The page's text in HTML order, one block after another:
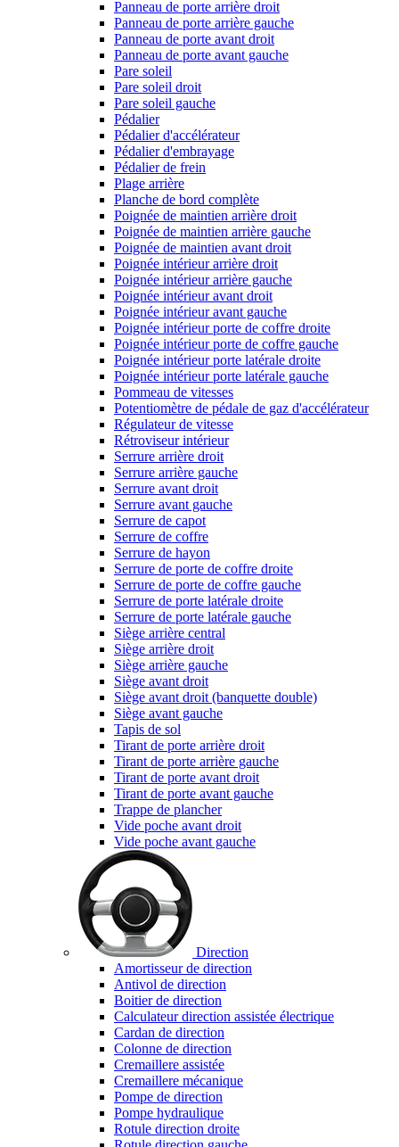
Panneau de porte arrière droit
Panneau de porte arrière gauche
Panneau de porte avant droit
Panneau de porte avant gauche
Pare soleil
Pare soleil droit
Pare soleil gauche
Pédalier
Pédalier d'accélérateur
Pédalier d'embrayage
Pédalier de frein
Plage arrière
Planche de bord complète
Poignée de maintien arrière droit
Poignée de maintien arrière gauche
Poignée de maintien avant droit
Poignée intérieur arrière droit
Poignée intérieur arrière gauche
Poignée intérieur avant droit
Poignée intérieur avant gauche
Poignée intérieur porte de coffre droite
Poignée intérieur porte de coffre gauche
Poignée intérieur porte latérale droite
Poignée intérieur porte latérale gauche
Pommeau de vitesses
Potentiomètre de pédale de gaz d'accélérateur
Régulateur de vitesse
Rétroviseur intérieur
Serrure arrière droit
Serrure arrière gauche
Serrure avant droit
Serrure avant gauche
Serrure de capot
Serrure de coffre
Serrure de hayon
Serrure de porte de coffre droite
Serrure de porte de coffre gauche
Serrure de porte latérale droite
Serrure de porte latérale gauche
Siège arrière central
Siège arrière droit
Siège arrière gauche
Siège avant droit
Siège avant droit (banquette double)
Siège avant gauche
Tapis de sol
Tirant de porte arrière droit
Tirant de porte arrière gauche
Tirant de porte avant droit
Tirant de porte avant gauche
Trappe de plancher
Vide poche avant droit
Vide poche avant gauche
Direction
Amortisseur de direction
Antivol de direction
Boitier de direction
Calculateur direction assistée électrique
Cardan de direction
Colonne de direction
Cremaillere assistée
Cremaillere mécanique
Pompe de direction
Pompe hydraulique
Rotule direction droite